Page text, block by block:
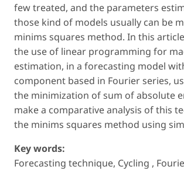
few treated, and the parameters
those kind of models usually can be
minims squares method. In this
the use of linear programming for
estimation, in a forecasting model
component based in Fourier series,
the minimization of sum of absolute
make a comparative analysis of this
the minims squares method using
Key words:
Forecasting technique, Cycling ,